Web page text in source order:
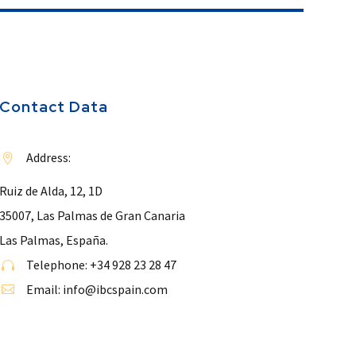
Contact Data

 Address:
Ruiz de Alda, 12, 1D
35007, Las Palmas de Gran Canaria
Las Palmas, España.

 Telephone: +34 928 23 28 47

 Email: info@ibcspain.com